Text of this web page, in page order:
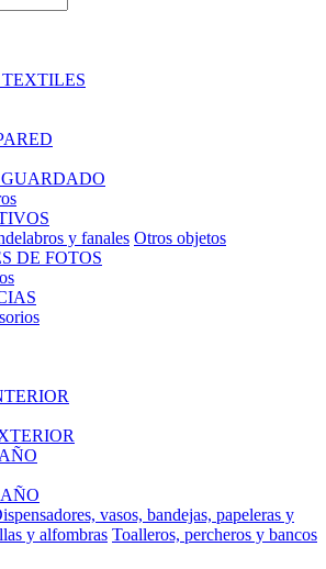
y fanales Otros objetos
DE FOTOS
vasos, bandejas, papeleras y
y alfombras Toalleros, percheros y bancos